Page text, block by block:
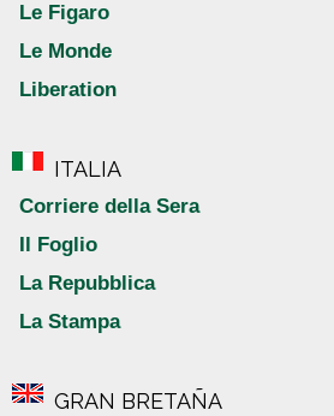
Le Figaro
Le Monde
Liberation
ITALIA
Corriere della Sera
Il Foglio
La Repubblica
La Stampa
GRAN BRETAÑA